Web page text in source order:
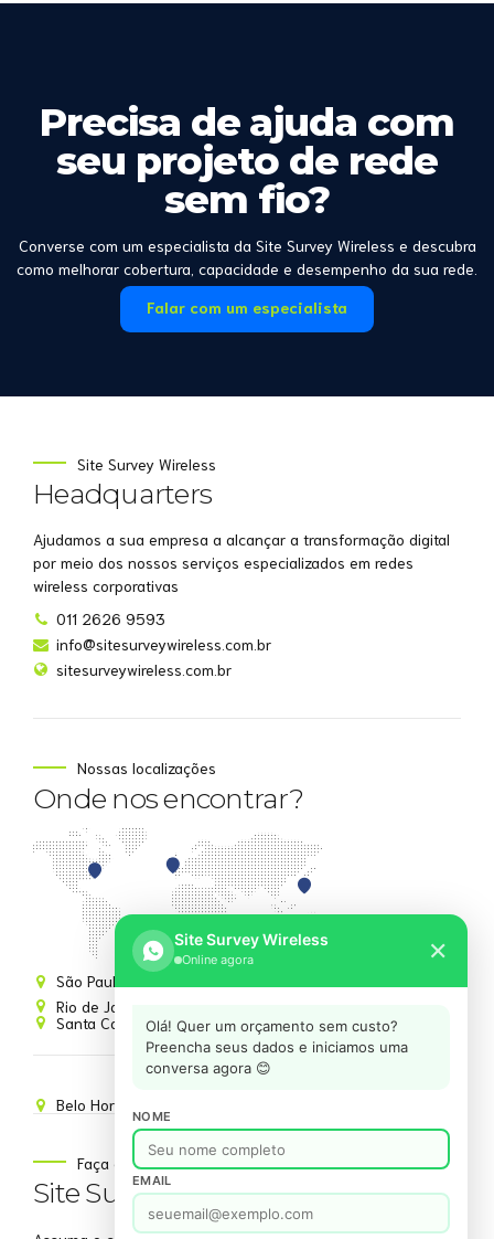
Precisa de ajuda com
seu projeto de rede
sem fio?
Converse com um especialista da Site Survey Wireless e descubra
como melhorar cobertura, capacidade e desempenho da sua rede.
Falar com um especialista
Site Survey Wireless
Headquarters
Ajudamos a sua empresa a alcançar a transformação digital
por meio dos nossos serviços especializados em redes
wireless corporativas
011 2626 9593
info@sitesurveywireless.com.br
sitesurveywireless.com.br
Nossas localizações
Onde nos encontrar?
São Paulo: 011 2626 9593
Rio de Janeiro: 021 2577 7755
Santa Catarina
Belo Horizonte: 031 2626 9593
Faça contato
Site Survey Wireless Social
Site Survey Wireless
Online agora ✕
Olá! Quer um orçamento sem custo?
Preencha seus dados e iniciamos uma
conversa agora 😊
NOME
EMAIL